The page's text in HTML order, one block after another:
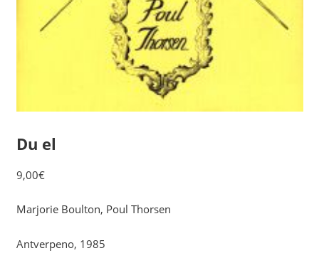
Du el
9,00€
Marjorie Boulton, Poul Thorsen
Antverpeno, 1985